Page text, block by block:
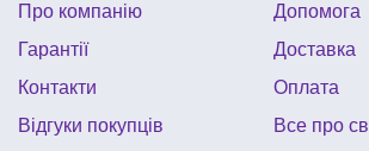
Про компанію
Гарантії
Контакти
Відгуки покупців
Допомога
Доставка
Оплата
Все про